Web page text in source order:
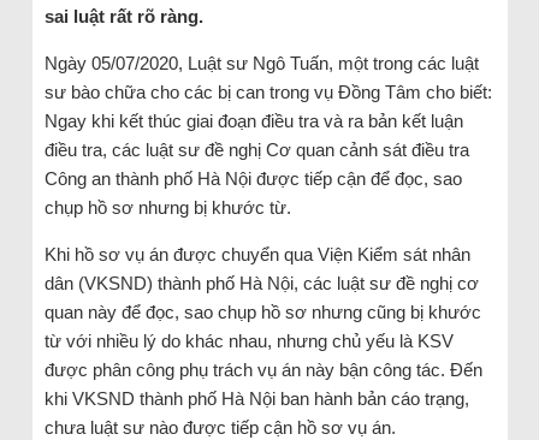
sai luật rất rõ ràng.
Ngày 05/07/2020, Luật sư Ngô Tuấn, một trong các luật
sư bào chữa cho các bị can trong vụ Đồng Tâm cho biết:
Ngay khi kết thúc giai đoạn điều tra và ra bản kết luận
điều tra, các luật sư đề nghị Cơ quan cảnh sát điều tra
Công an thành phố Hà Nội được tiếp cận để đọc, sao
chụp hồ sơ nhưng bị khước từ.
Khi hồ sơ vụ án được chuyển qua Viện Kiểm sát nhân
dân (VKSND) thành phố Hà Nội, các luật sư đề nghị cơ
quan này để đọc, sao chụp hồ sơ nhưng cũng bị khước
từ với nhiều lý do khác nhau, nhưng chủ yếu là KSV
được phân công phụ trách vụ án này bận công tác. Đến
khi VKSND thành phố Hà Nội ban hành bản cáo trạng,
chưa luật sư nào được tiếp cận hồ sơ vụ án.